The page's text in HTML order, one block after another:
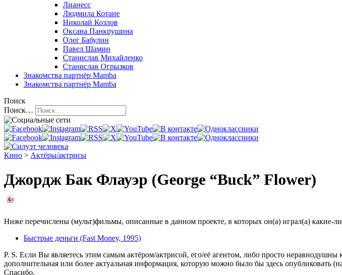
Лианесс
Людмила Котане
Николай Козлов
Оксана Панкрушина
Олег Бабулин
Павел Шамин
Станислав Михайленко
Станислав Огрызков
Знакомства партнёр Mamba
Знакомства партнёр Mamba
Поиск
Поиск…
Кино > Актёры/актрисы
Джордж Бак Флауэр (George “Buck” Flower)
Ниже перечислены (мульт)фильмы, описанные в данном проекте, в которых он(а) играл(а) какие-
Быстрые деньги (Fast Money, 1995)
P. S. Если Вы являетесь этим самым актёром/актрисой, его/её агентом, либо просто
дополнительная или более актуальная информация, которую можно было бы здесь опубликовать
Спасибо.